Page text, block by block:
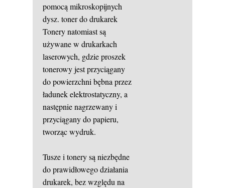
pomocą mikroskopijnych
dysz. toner do drukarek
Tonery natomiast są
używane w drukarkach
laserowych, gdzie proszek
tonerowy jest przyciągany
do powierzchni bębna przez
ładunek elektrostatyczny, a
następnie nagrzewany i
przyciągany do papieru,
tworząc wydruk.
Tusze i tonery są niezbędne
do prawidłowego działania
drukarek, bez względu na